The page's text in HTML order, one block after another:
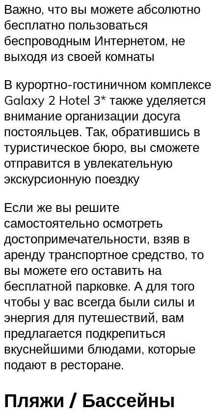
Важно, что вы можете абсолютно
бесплатно пользоваться
беспроводным Интернетом, не
выходя из своей комнаты
В курортно-гостиничном комплексе
Galaxy 2 Hotel 3* также уделяется
внимание организации досуга
постояльцев. Так, обратившись в
туристическое бюро, вы сможете
отправится в увлекательную
экскурсионную поездку
Если же вы решите
самостоятельно осмотреть
достопримечательности, взяв в
аренду транспортное средство, то
вы можете его оставить на
бесплатной парковке. А для того
чтобы у вас всегда были силы и
энергия для путешествий, вам
предлагается подкрепиться
вкуснейшими блюдами, которые
подают в ресторане.
Пляжи / Бассейны